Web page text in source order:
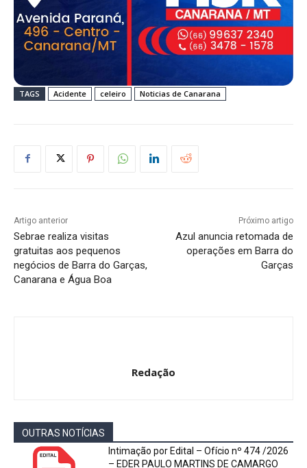
TAGS Acidente celeiro Noticias de Canarana
Artigo anterior
Sebrae realiza visitas
gratuitas aos pequenos
negócios de Barra do Garças,
Canarana e Água Boa
Próximo artigo
Azul anuncia retomada de
operações em Barra do
Garças
Redação
OUTRAS NOTÍCIAS
Intimação por Edital – Ofício nº 474 /2026
– EDER PAULO MARTINS DE CAMARGO